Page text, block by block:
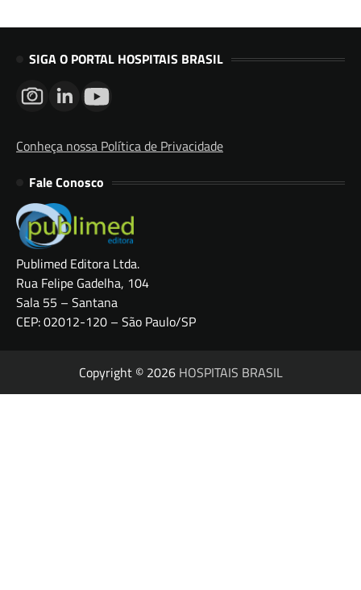
SIGA O PORTAL HOSPITAIS BRASIL
Conheça nossa Política de Privacidade
Fale Conosco
Publimed Editora Ltda.
Rua Felipe Gadelha, 104
Sala 55 – Santana
CEP: 02012-120 – São Paulo/SP
Copyright © 2026 HOSPITAIS BRASIL